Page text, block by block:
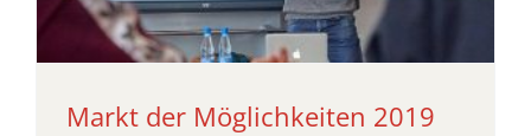
Markt der Möglichkeiten 2019